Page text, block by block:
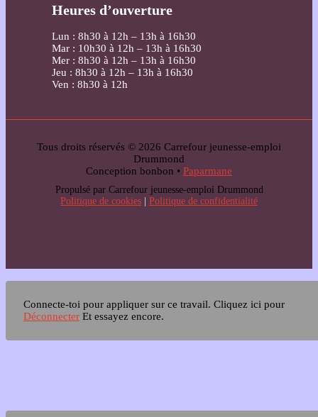
Heures d’ouverture
Lun : 8h30 à 12h – 13h à 16h30
Mar : 10h30 à 12h – 13h à 16h30
Mer : 8h30 à 12h – 13h à 16h30
Jeu : 8h30 à 12h – 13h à 16h30
Ven : 8h30 à 12h
Tous droits réservés © 2026 Carrefour jeunesse-emploi
Drummond
Conception bonbon • Paparmane
Propulsé par Carrefour jeunesse-emploi Drummond
Politique de cookies
Politique de confidentialité
Connecte-toi pour appliquer sur ce travail. Cliquez ici pour
Déconnecter Et essayez encore.